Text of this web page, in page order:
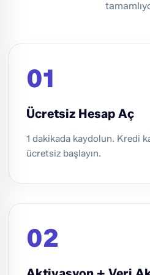
01
Ücretsiz Hesap Aç
1 dakikada kaydolun. Kredi
ücretsiz başlayın.
02